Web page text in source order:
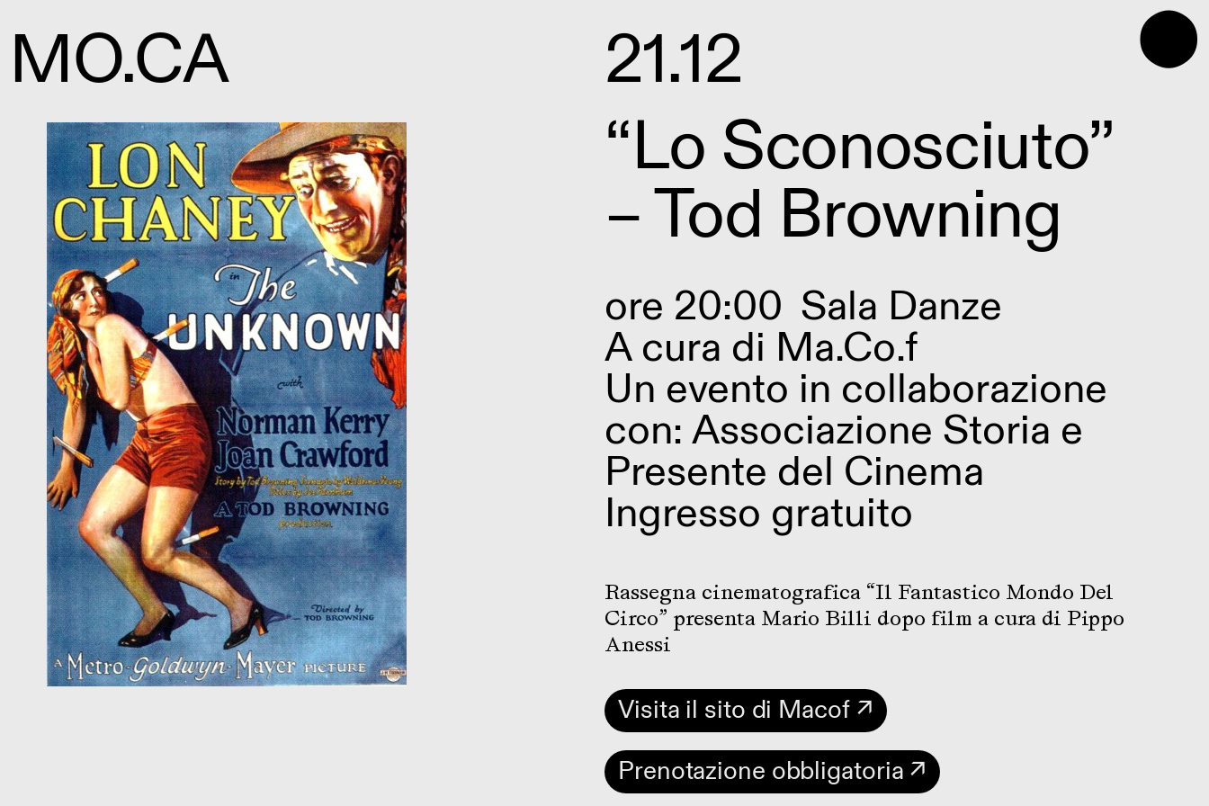
⬤
MO.CA
21.12
“Lo Sconosciuto”
– Tod Browning
ore 20:00 Sala Danze
A cura di Ma.Co.f
Un evento in collaborazione
con: Associazione Storia e
Presente del Cinema
Ingresso gratuito
Rassegna cinematografica “Il Fantastico Mondo Del
Circo” presenta Mario Billi dopo film a cura di Pippo
Anessi
Visita il sito di Macof ↗
Prenotazione obbligatoria ↗